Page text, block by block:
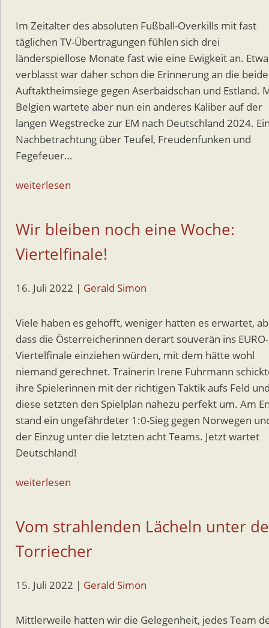
Im Zeitalter des absoluten Fußball-Overkills mit fast
täglichen TV-Übertragungen fühlen sich drei
länderspiellose Monate fast wie eine Ewigkeit an.
verblasst war daher schon die Erinnerung an die
Auftaktheimsiege gegen Aserbaidschan und Estland.
Belgien wartete aber nun ein anderes Kaliber auf der
langen Wegstrecke zur EM nach Deutschland 2024.
Nachbetrachtung über Teufel, Freudenfunken und
Fegefeuer…
weiterlesen
Wir bleiben noch eine Woche:
Viertelfinale!
16. Juli 2022 | Gerald Simon
Viele haben es gehofft, weniger hatten es erwartet,
dass die Österreicherinnen derart souverän ins EURO-
Viertelfinale einziehen würden, mit dem hätte wohl
niemand gerechnet. Trainerin Irene Fuhrmann
ihre Spielerinnen mit der richtigen Taktik aufs Feld
diese setzten den Spielplan nahezu perfekt um. Am
stand ein ungefährdeter 1:0-Sieg gegen Norwegen
der Einzug unter die letzten acht Teams. Jetzt wartet
Deutschland!
weiterlesen
Vom strahlenden Lächeln unter
Torriecher
15. Juli 2022 | Gerald Simon
Mittlerweile hatten wir die Gelegenheit, jedes Team